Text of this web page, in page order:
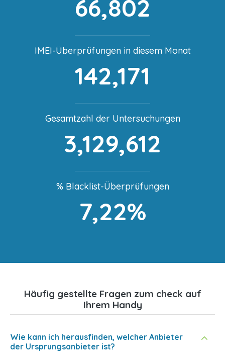
66,802
IMEI-Überprüfungen in diesem Monat
142,171
Gesamtzahl der Untersuchungen
3,129,612
% Blacklist-Überprüfungen
7,22%
Häufig gestellte Fragen zum check auf
Ihrem Handy
Wie kann ich herausfinden, welcher Anbieter
der Ursprungsanbieter ist?